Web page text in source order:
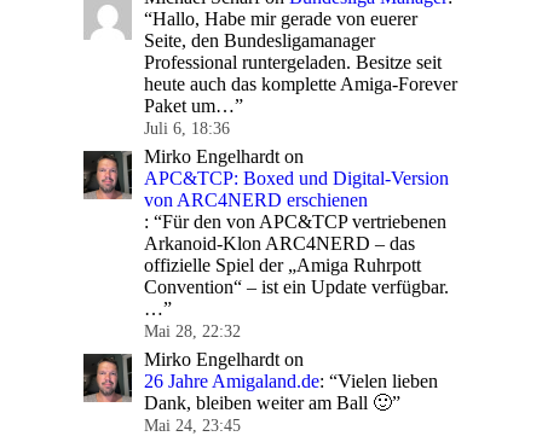
“Hallo, Habe mir gerade von euerer
Seite, den Bundesligamanager
Professional runtergeladen. Besitze seit
heute auch das komplette Amiga-Forever
Paket um…”
Juli 6, 18:36
Mirko Engelhardt on
APC&TCP: Boxed und Digital-Version
von ARC4NERD erschienen
: “Für den von APC&TCP vertriebenen
Arkanoid-Klon ARC4NERD – das
offizielle Spiel der „Amiga Ruhrpott
Convention“ – ist ein Update verfügbar.
…”
Mai 28, 22:32
Mirko Engelhardt on
26 Jahre Amigaland.de: “Vielen lieben
Dank, bleiben weiter am Ball 🙂”
Mai 24, 23:45